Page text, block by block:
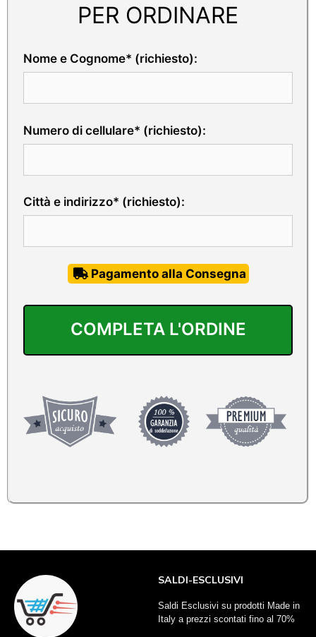
PER ORDINARE
Nome e Cognome* (richiesto):
Numero di cellulare* (richiesto):
Città e indirizzo* (richiesto):
Pagamento alla Consegna
SALDI-ESCLUSIVI
Saldi Esclusivi su prodotti Made in
Italy a prezzi scontati fino al 70%